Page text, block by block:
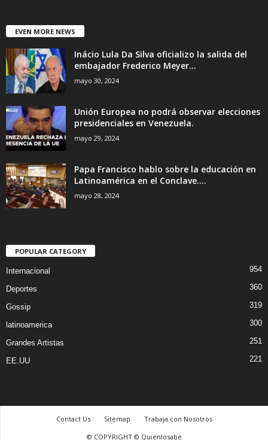
EVEN MORE NEWS
Inácio Lula Da Silva oficializo la salida del
embajador Frederico Meyer...
mayo 30, 2024
Unión Europea no podrá observar elecciones
presidenciales en Venezuela.
mayo 29, 2024
Papa Francisco hablo sobre la educación en
Latinoamérica en el Conclave....
mayo 28, 2024
POPULAR CATEGORY
Internacional 954
Deportes 360
Gossip 319
latinoamerica 300
Grandes Artistas 251
EE.UU 221
Contact Us Sitemap
Trabaja con Nosotros
© COPYRIGHT © Quienlosabe